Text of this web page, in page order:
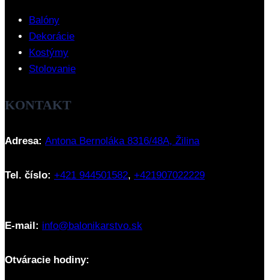
Balóny
Dekorácie
Kostýmy
Stolovanie
KONTAKT
Adresa: Antona Bernoláka 8316/48A, Žilina
Tel. číslo: +421 944501582, +421907022229
E-mail: info@balonikarstvo.sk
Otváracie hodiny: